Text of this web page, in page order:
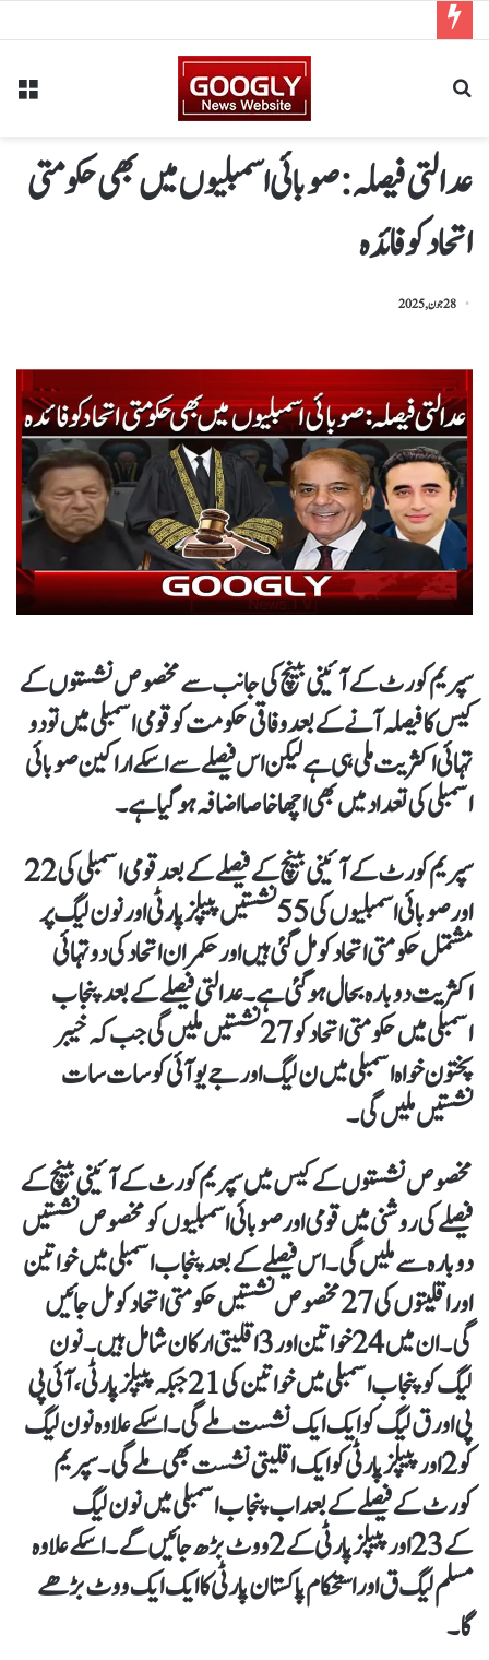
عدالتی فیصلہ: صوبائی اسمبلیوں میں بھی حکومتی
اتحاد کو فائدہ
28 جون, 2025
سپریم کورٹ کے آئینی بینچ کی جانب سے مخصوص نشستوں کے
کیس کا فیصلہ آنے کے بعد وفاقی حکومت کو قومی اسمبلی میں تو دو
تہائی اکثریت ملی ہی ہے لیکن اس فیصلے سے اسکے اراکین صوبائی
اسمبلی کی تعداد میں بھی اچھا خاصا اضافہ ہو گیا ہے۔
سپریم کورٹ کے آئینی بینچ کے فیصلے کے بعد قومی اسمبلی کی 22
اور صوبائی اسمبلیوں کی 55 نشستیں پیپلز پارٹی اور نون لیگ پر
مشتمل حکومتی اتحاد کو مل گئی ہیں اور حکمران اتحاد کی دو تہائی
اکثریت دوبارہ بحال ہو گئی ہے۔ عدالتی فیصلے کے بعد پنجاب
اسمبلی میں حکومتی اتحاد کو 27 نشستیں ملیں گی جب کہ خیبر
پختون خواہ اسمبلی میں ن لیگ اور جے یو آئی کو سات سات
نشستیں ملیں گی۔
مخصوص نشستوں کے کیس میں سپریم کورٹ کے آئینی بینچ کے
فیصلے کی روشنی میں قومی اور صوبائی اسمبلیوں کو مخصوص نشستیں
دوبارہ سے ملیں گی۔ اس فیصلے کے بعد پنجاب اسمبلی میں خواتین
اور اقلیتوں کی 27 مخصوص نشستیں حکومتی اتحاد کو مل جائیں
گی۔ ان میں 24 خواتین اور 3 اقلیتی ارکان شامل ہیں۔ نون
لیگ کو پنجاب اسمبلی میں خواتین کی 21 جبکہ پیپلز پارٹی، آئی پی
پی اور ق لیگ کو ایک ایک نشست ملے گی۔ اسکے علاوہ نون لیگ
کو 2 اور پیپلزپارٹی کو ایک اقلیتی نشست بھی ملے گی۔ سپریم
کورٹ کے فیصلے کے بعد اب پنجاب اسمبلی میں نون لیگ
کے 23 اور پیپلز پارٹی کے 2 ووٹ بڑھ جائیں گے۔ اسکے علاوہ
مسلم لیگ ق اور استحکام پاکستان پارٹی کا ایک ایک ووٹ بڑھے
گا۔